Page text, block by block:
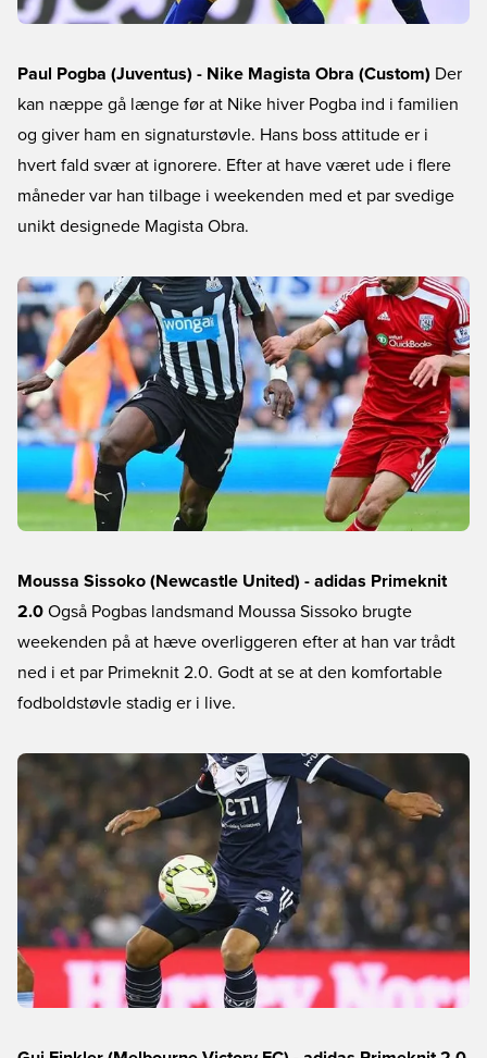
Paul Pogba (Juventus) - Nike Magista Obra (Custom) Der
kan næppe gå længe før at Nike hiver Pogba ind i familien
og giver ham en signaturstøvle. Hans boss attitude er i
hvert fald svær at ignorere. Efter at have været ude i flere
måneder var han tilbage i weekenden med et par svedige
unikt designede Magista Obra.
Moussa Sissoko (Newcastle United) - adidas Primeknit
2.0 Også Pogbas landsmand Moussa Sissoko brugte
weekenden på at hæve overliggeren efter at han var trådt
ned i et par Primeknit 2.0. Godt at se at den komfortable
fodboldstøvle stadig er i live.